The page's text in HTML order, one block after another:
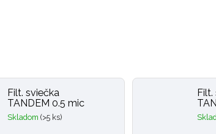
Filt. sviečka
TANDEM 0.5 mic
Skladom (>5 ks)
Filt.